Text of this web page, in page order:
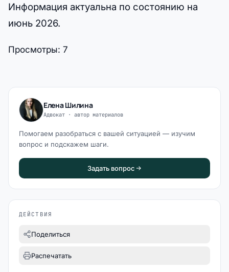
Информация актуальна по состоянию на
июнь 2026.
Просмотры: 7
Елена Шилина
Адвокат · автор материалов
Помогаем разобраться с вашей ситуацией — изучим
вопрос и подскажем шаги.
Задать вопрос
ДЕЙСТВИЯ
Поделиться
Распечатать